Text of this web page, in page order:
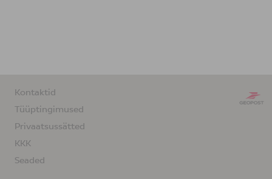
Kontaktid
Tüüptingimused
Privaatsussätted
KKK
Seaded